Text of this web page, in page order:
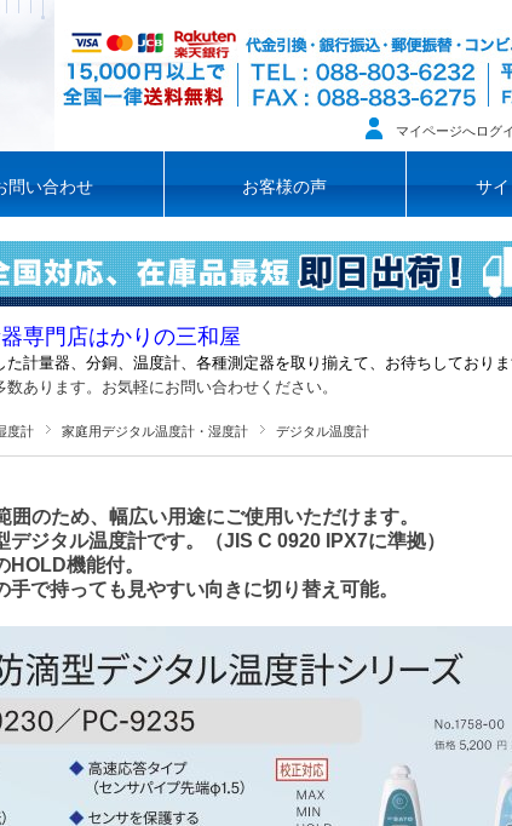
マイページへログ
問い合わせ お客様の声 サ
専門店はかりの三和屋
た計量器、 分銅、温度計、各種測定器を取り揃えて、お待ちしておりま
あります。お気軽にお問い合わせください。
度計 家庭用デジタル温度計・湿度計 デジタル温度計
のため、幅広い用途にご使用いただけます。
ジタル温度計です。（JIS C 0920 IPX7に準拠）
機能付。
で持っても見やすい向きに切り替え可能。